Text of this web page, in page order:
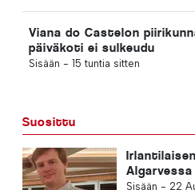
Viana do Castelon
päiväkoti ei sulkeudu
Sisään - 15 tuntia sitten
Suosittu
Sisään - 22